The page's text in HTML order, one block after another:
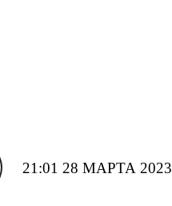
21:01 28 МАРТА 2023